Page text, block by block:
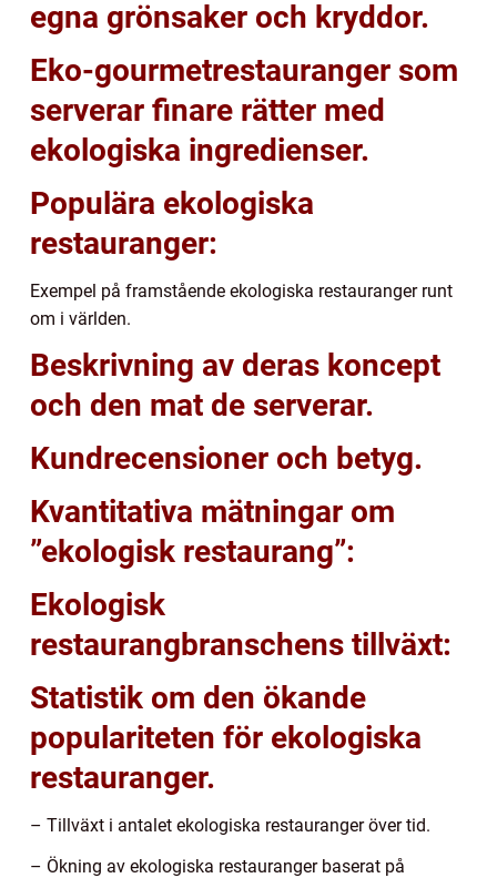
egna grönsaker och kryddor.
Eko-gourmetrestauranger som
serverar finare rätter med
ekologiska ingredienser.
Populära ekologiska
restauranger:
Exempel på framstående ekologiska restauranger runt
om i världen.
Beskrivning av deras koncept
och den mat de serverar.
Kundrecensioner och betyg.
Kvantitativa mätningar om
”ekologisk restaurang”:
Ekologisk
restaurangbranschens tillväxt:
Statistik om den ökande
populariteten för ekologiska
restauranger.
– Tillväxt i antalet ekologiska restauranger över tid.
– Ökning av ekologiska restauranger baserat på